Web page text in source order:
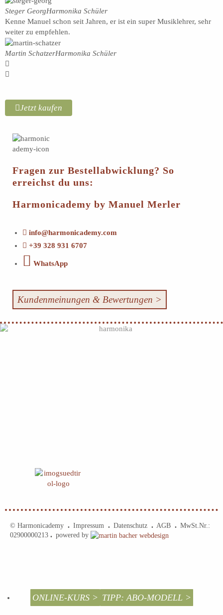
Steger GeorgHarmonika Schüler
Kenne Manuel schon seit Jahren, er ist ein super Musiklehrer, sehr
weiter zu empfehlen.
Martin SchatzerHarmonika Schüler
Jetzt kaufen
Fragen zur Bestellabwicklung? So
erreichst du uns:
Harmonicademy by Manuel Merler
info@harmonicademy.com
+39 328 931 6707
WhatsApp
Kundenmeinungen & Bewertungen >
© Harmonicademy • Impressum • Datenschutz • AGB •
MwSt.Nr.:
02900000213 • powered by
ONLINE-KURS > TIPP: ABO-MODELL >
+39 328 931 6707